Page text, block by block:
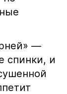
—
спинки, и